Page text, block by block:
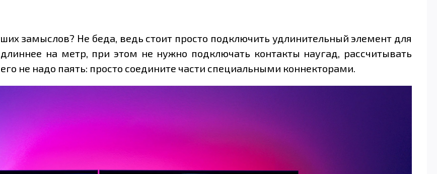
замыслов? Не беда, ведь стоит просто подключить удлинительный элемент для
на метр, при этом не нужно подключать контакты наугад, рассчитывать
не надо паять: просто соедините части специальными коннекторами.